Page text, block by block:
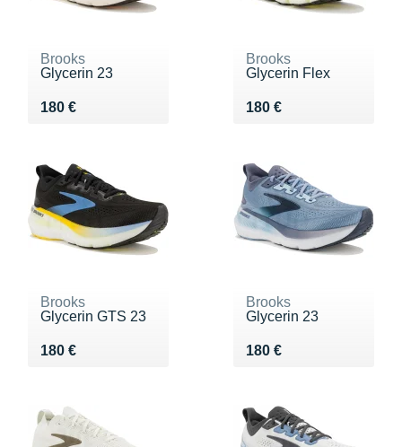
Brooks
Glycerin 23
180 €
Vendu 180 €
Brooks
Glycerin Flex
180 €
Vendu 180 €
Brooks
Glycerin GTS 23
180 €
Vendu 180 €
Brooks
Glycerin 23
180 €
Vendu 180 €